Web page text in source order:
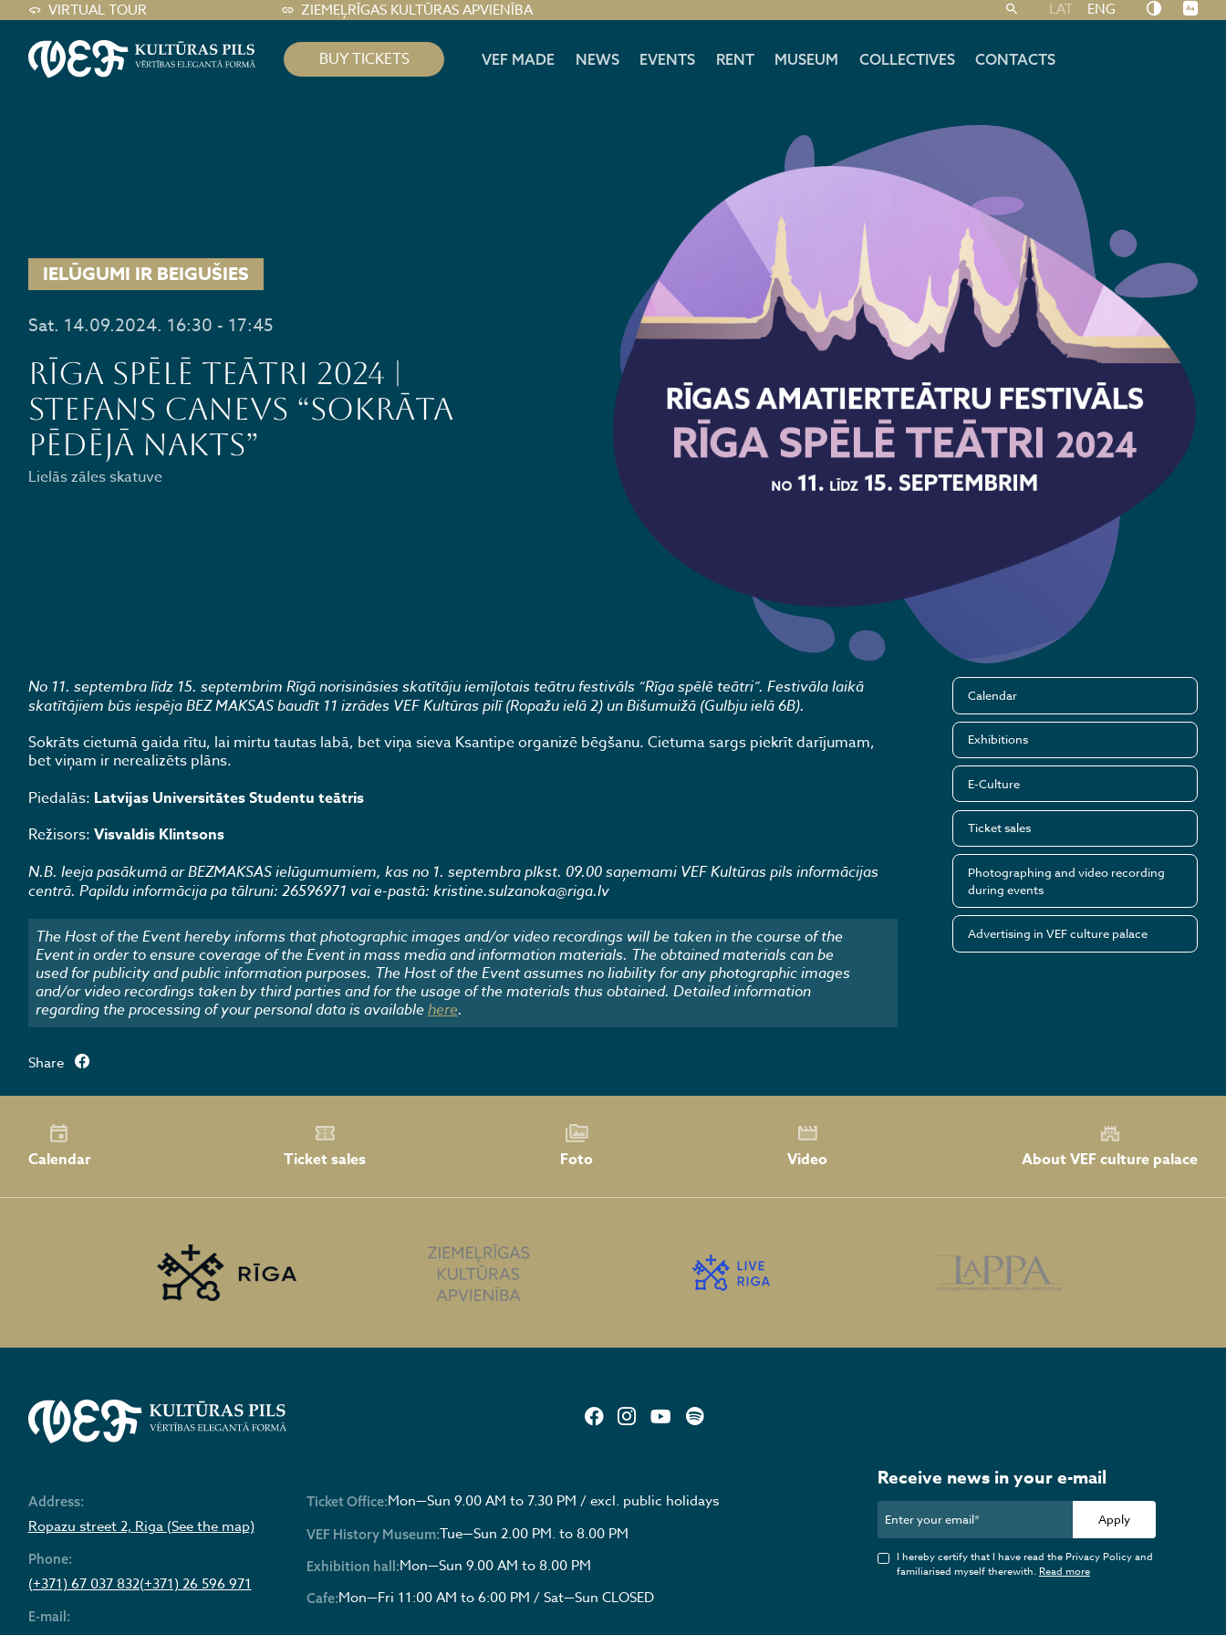
VIRTUAL TOUR ZIEMEĻRĪGAS KULTŪRAS APVIENĪBA LAT ENG
BUY TICKETS VEF MADE NEWS EVENTS RENT MUSEUM COLLECTIVES CONTACTS
IELŪGUMI IR BEIGUŠIES
Sat. 14.09.2024. 16:30 - 17:45
RĪGA SPĒLĒ TEĀTRI 2024 |
Stefans Canevs “Sokrāta
pēdējā nakts”
Lielās zāles skatuve
No 11. septembra līdz 15. septembrim Rīgā norisināsies skatītāju iemīļotais teātru festivāls “Rīga spēlē teātri”. Festivāla laikā
skatītājiem būs iespēja BEZ MAKSAS baudīt 11 izrādes VEF Kultūras pilī (Ropažu ielā 2) un Bišumuižā (Gulbju ielā 6B).
Sokrāts cietumā gaida rītu, lai mirtu tautas labā, bet viņa sieva Ksantipe organizē bēgšanu. Cietuma sargs piekrīt darījumam,
bet viņam ir nerealizēts plāns.
Piedalās: Latvijas Universitātes Studentu teātris
Režisors: Visvaldis Klintsons
N.B. Ieeja pasākumā ar BEZMAKSAS ielūgumumiem, kas no 1. septembra plkst. 09.00 saņemami VEF Kultūras pils informācijas
centrā. Papildu informācija pa tālruni: 26596971 vai e-pastā: kristine.sulzanoka@riga.lv
The Host of the Event hereby informs that photographic images and/or video recordings will be taken in the course of the
Event in order to ensure coverage of the Event in mass media and information materials. The obtained materials can be
used for publicity and public information purposes. The Host of the Event assumes no liability for any photographic images
and/or video recordings taken by third parties and for the usage of the materials thus obtained. Detailed information
regarding the processing of your personal data is availablehere.
Calendar
Exhibitions
E-Culture
Ticket sales
Photographing and video recording
during events
Advertising in VEF culture palace
Share
Calendar Ticket sales Foto Video About VEF culture palace
Address:
Ropazu street 2, Riga (See the map)
Phone:
(+371) 67 037 832(+371) 26 596 971
E-mail:
Ticket Office:Mon—Sun 9.00 AM to 7.30 PM / excl. public holidays
VEF History Museum:Tue—Sun 2.00 PM. to 8.00 PM
Exhibition hall:Mon—Sun 9.00 AM to 8.00 PM
Cafe:Mon—Fri 11:00 AM to 6:00 PM / Sat—Sun CLOSED
Receive news in your e-mail
Apply
I hereby certify that I have read the Privacy Policy and
familiarised myself therewith.Read more